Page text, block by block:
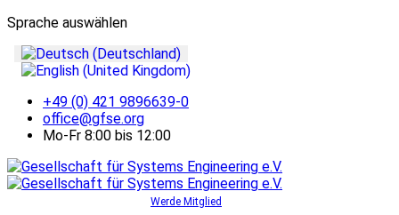
Sprache auswählen
+49 (0) 421 9896639-0
office@gfse.org
Mo-Fr 8:00 bis 12:00
Werde Mitglied